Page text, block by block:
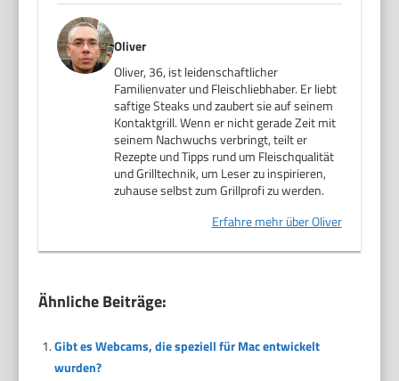
Oliver
Oliver, 36, ist leidenschaftlicher
Familienvater und Fleischliebhaber. Er liebt
saftige Steaks und zaubert sie auf seinem
Kontaktgrill. Wenn er nicht gerade Zeit mit
seinem Nachwuchs verbringt, teilt er
Rezepte und Tipps rund um Fleischqualität
und Grilltechnik, um Leser zu inspirieren,
zuhause selbst zum Grillprofi zu werden.
Erfahre mehr über Oliver
Ähnliche Beiträge:
Gibt es Webcams, die speziell für Mac entwickelt
wurden?